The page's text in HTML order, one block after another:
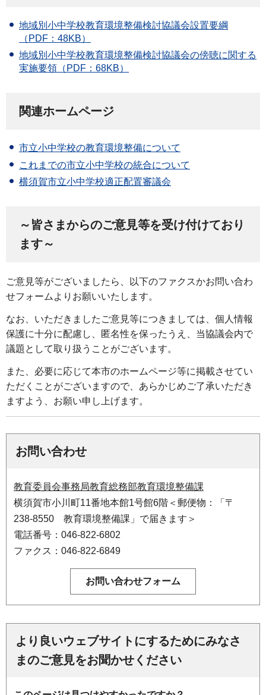
地域別小中学校教育環境整備検討協議会設置要綱
（PDF：48KB）
地域別小中学校教育環境整備検討協議会の傍聴に関する
実施要領（PDF：68KB）
関連ホームページ
市立小中学校の教育環境整備について
これまでの市立小中学校の統合について
横須賀市立小中学校適正配置審議会
～皆さまからのご意見等を受け付けており
ます～
ご意見等がございましたら、以下のファクスかお問い合わ
せフォームよりお願いいたします。
なお、いただきましたご意見等につきましては、個人情報
保護に十分に配慮し、匿名性を保ったうえ、当協議会内で
議題として取り扱うことがございます。
また、必要に応じて本市のホームページ等に掲載させてい
ただくことがございますので、あらかじめご了承いただき
ますよう、お願い申し上げます。
お問い合わせ
教育委員会事務局教育総務部教育環境整備課
横須賀市小川町11番地本館1号館6階＜郵便物：「〒
238-8550 教育環境整備課」で届きます＞
電話番号：046-822-6802
ファクス：046-822-6849
より良いウェブサイトにするためにみなさ
まのご意見をお聞かせください